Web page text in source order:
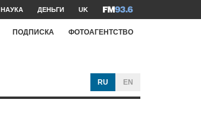
НАУКА ДЕНЬГИ UK
ПОДПИСКА ФОТОАГЕНТСТВО
RU EN